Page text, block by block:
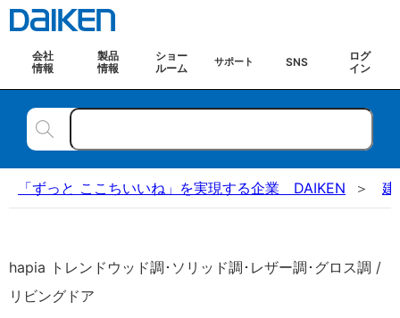
会社
情報
製品
情報
ショー
ルーム
サポート SNS
ログ
イン
「ずっと ここちいいね」を実現する企業 DAIKEN 建
hapia トレンドウッド調･ソリッド調･レザー調･グロス調 /
リビングドア